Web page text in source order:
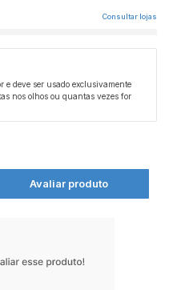
Consultar lojas
deve ser usado exclusivamente
Avaliar produto